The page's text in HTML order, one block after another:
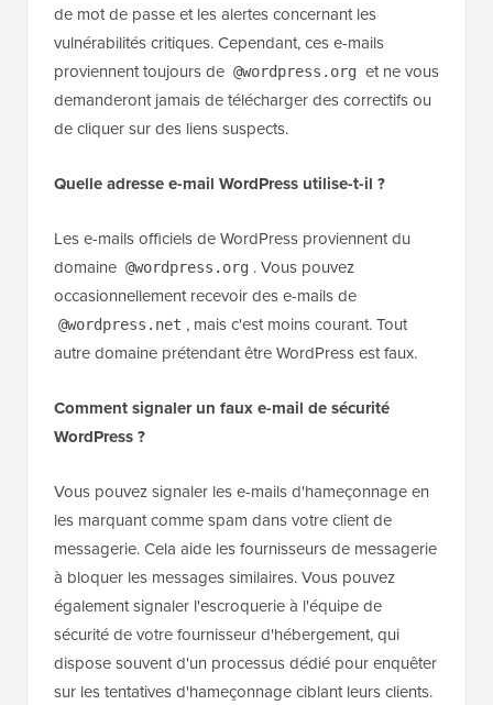
de mot de passe et les alertes concernant les
vulnérabilités critiques. Cependant, ces e-mails
proviennent toujours de @wordpress.org et ne vous
demanderont jamais de télécharger des correctifs ou
de cliquer sur des liens suspects.
Quelle adresse e-mail WordPress utilise-t-il ?
Les e-mails officiels de WordPress proviennent du
domaine @wordpress.org . Vous pouvez
occasionnellement recevoir des e-mails de
@wordpress.net , mais c'est moins courant. Tout
autre domaine prétendant être WordPress est faux.
Comment signaler un faux e-mail de sécurité
WordPress ?
Vous pouvez signaler les e-mails d'hameçonnage en
les marquant comme spam dans votre client de
messagerie. Cela aide les fournisseurs de messagerie
à bloquer les messages similaires. Vous pouvez
également signaler l'escroquerie à l'équipe de
sécurité de votre fournisseur d'hébergement, qui
dispose souvent d'un processus dédié pour enquêter
sur les tentatives d'hameçonnage ciblant leurs clients.